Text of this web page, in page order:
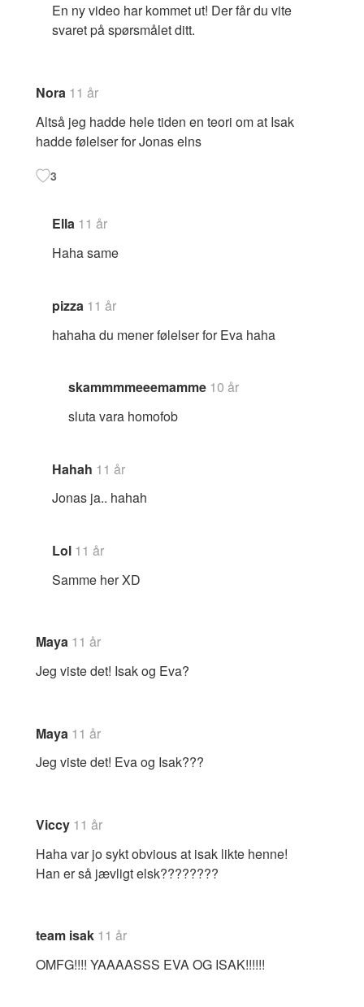
En ny video har kommet ut! Der får du vite
svaret på spørsmålet ditt.
Nora 11 år
Altså jeg hadde hele tiden en teori om at Isak
hadde følelser for Jonas elns
3
Ella 11 år
Haha same
pizza 11 år
hahaha du mener følelser for Eva haha
skammmmeeemamme 10 år
sluta vara homofob
Hahah 11 år
Jonas ja.. hahah
Lol 11 år
Samme her XD
Maya 11 år
Jeg viste det! Isak og Eva?
Maya 11 år
Jeg viste det! Eva og Isak???
Viccy 11 år
Haha var jo sykt obvious at isak likte henne!
Han er så jævligt elsk????????
team isak 11 år
OMFG!!!! YAAAASSS EVA OG ISAK!!!!!!